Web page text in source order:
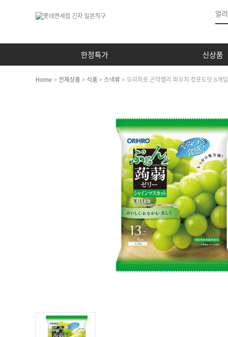
한정특가 신상품
Home > 전체상품> 식품> 스낵류> 오리히로 곤약젤리 파우치 청포도맛 6개입